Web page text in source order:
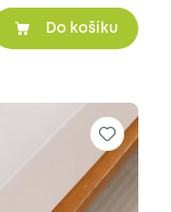
Do košíku